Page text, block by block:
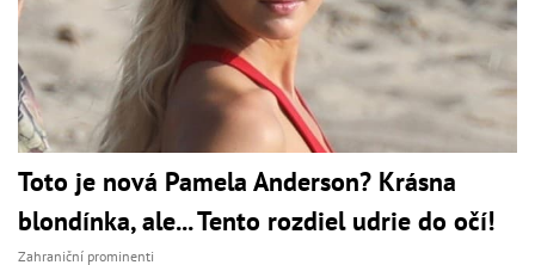
Toto je nová Pamela Anderson? Krásna
blondínka, ale... Tento rozdiel udrie do očí!
Zahraniční prominenti